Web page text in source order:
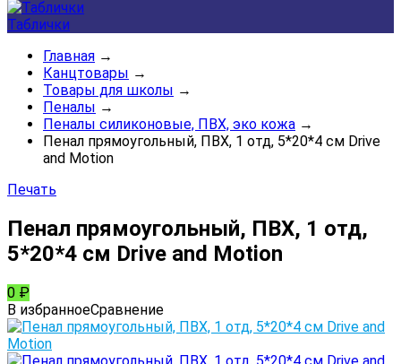
Таблички
Главная →
Канцтовары →
Товары для школы →
Пеналы →
Пеналы силиконовые, ПВХ, эко кожа →
Пенал прямоугольный, ПВХ, 1 отд, 5*20*4 см Drive
and Motion
Печать
Пенал прямоугольный, ПВХ, 1 отд,
5*20*4 см Drive and Motion
0 ₽
В избранноеСравнение